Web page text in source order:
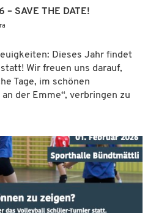
SAVE THE DATE!
Dieses Jahr findet
Wir freuen uns darauf,
Tage, im schönen
an der Emme“, verbringen zu